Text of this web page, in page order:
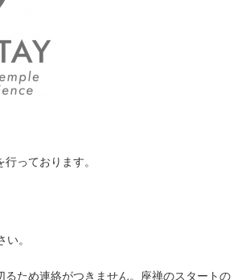
っております。
。
ため連絡がつきません。座禅のスタートの